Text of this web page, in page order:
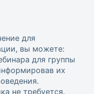
для
вы можете:
для группы
их
не требуется.